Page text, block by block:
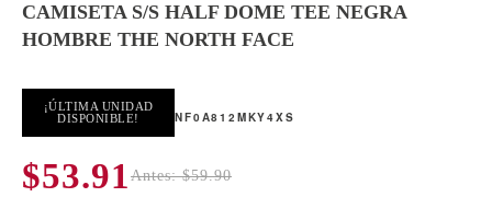
CAMISETA S/S HALF DOME TEE NEGRA
HOMBRE THE NORTH FACE
¡ÚLTIMA UNIDAD
DISPONIBLE!
NF0A812MKY4XS
$53.91 Antes: $59.90